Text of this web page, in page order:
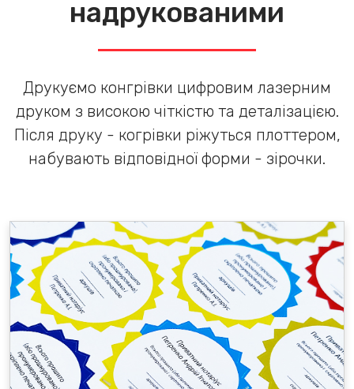
надрукованими
Друкуємо конгрівки цифровим лазерним
друком з високою чіткістю та деталізацією.
Після друку - когрівки ріжуться плоттером,
набувають відповідної форми - зірочки.